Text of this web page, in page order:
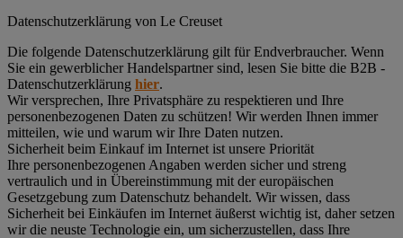
Datenschutz­erklärung von Le Creuset
Die folgende Datenschutzerklärung gilt für Endverbraucher. Wenn
Sie ein gewerblicher Handelspartner sind, lesen Sie bitte die B2B -
Datenschutzerklärung hier.
Wir versprechen, Ihre Privatsphäre zu respektieren und Ihre
personenbezogenen Daten zu schützen! Wir werden Ihnen immer
mitteilen, wie und warum wir Ihre Daten nutzen.
Sicherheit beim Einkauf im Internet ist unsere Priorität
Ihre personenbezogenen Angaben werden sicher und streng
vertraulich und in Übereinstimmung mit der europäischen
Gesetzgebung zum Datenschutz behandelt. Wir wissen, dass
Sicherheit bei Einkäufen im Internet äußerst wichtig ist, daher setzen
wir die neuste Technologie ein, um sicherzustellen, dass Ihre